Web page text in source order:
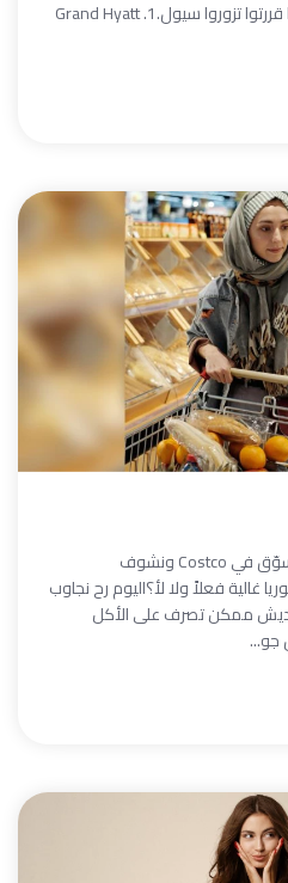
تكون موجودة في جدولكم إذا قررتوا تزوروا سيول.1.⁠ ⁠Grand Hyatt
كوريا كتير غالية؟تعالوا نروح نتسوّق في Costco ونشوف
غالية فعلاً ولا لأ؟اليوم رح نجاوب
ممكن تصرف على الأكل
جو...